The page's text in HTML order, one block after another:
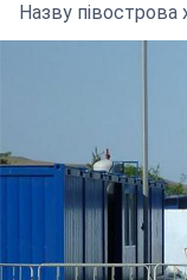
Назву півострова